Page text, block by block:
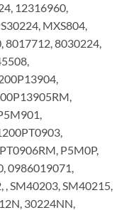
12316960,
MXS804,
8017712, 8030224,
P5M0P,
0986019071,
SM40203, SM40215,
30224NN,